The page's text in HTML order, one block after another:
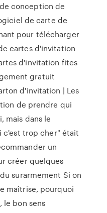
conception de
de carte de
pour télécharger
cartes d'invitation
d'invitation fites
gratuit
d'invitation | Les
de prendre qui
mais dans le
c'est trop cher" était
un
créer quelques
surarmement Si on
maîtrise, pourquoi
le bon sens